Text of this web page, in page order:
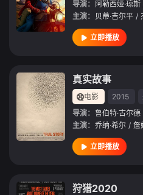
导演： 阿勒西娅·琼斯
主演： 贝蒂·吉尔平 /
立即播放
真实故事
电影 2015
导演： 鲁伯特·古尔德
主演： 乔纳·希尔 / 詹
立即播放
狩猎2020